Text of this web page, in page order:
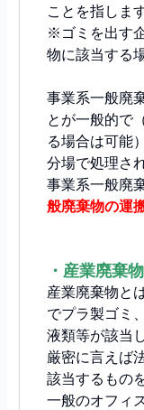
ことを指します
※ゴミを出す
物に該当する
事業系一般廃
とが一般的で
る場合は可能
分場で処理さ
事業系一般廃
般廃棄物の運
・産業廃棄
産業廃棄物と
でプラ製ゴミ
液類等が該当
厳密に言えば
該当するもの
一般のオフィ